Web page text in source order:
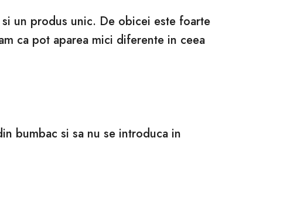
un produs unic. De obicei este foarte
ca pot aparea mici diferente in ceea
bumbac si sa nu se introduca in